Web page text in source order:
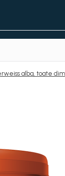
alba, toate